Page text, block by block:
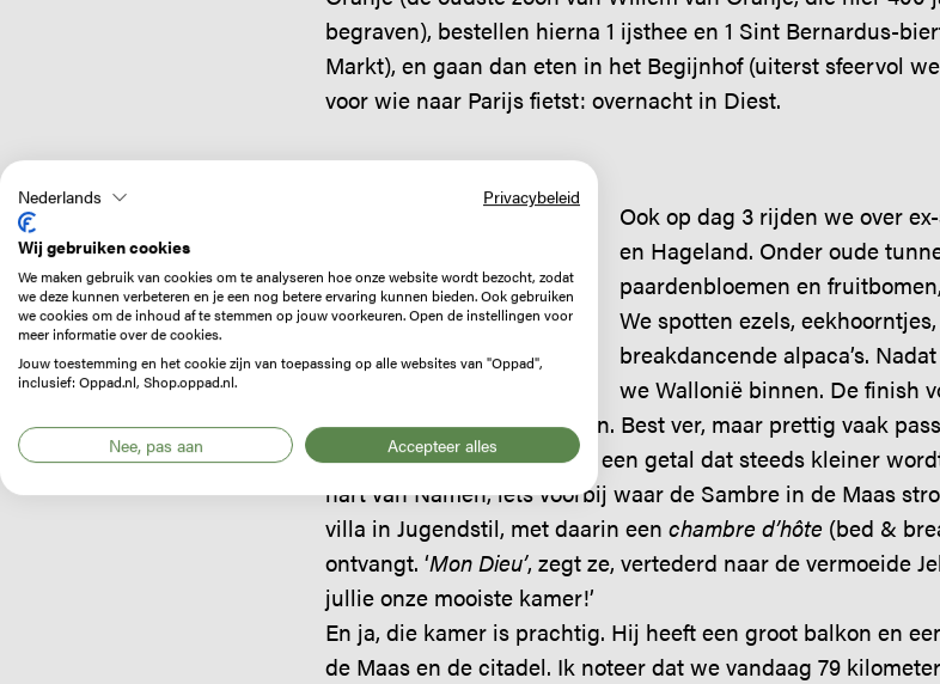
begraven), bestellen hierna 1 ijsthee en 1 Sint Bernardus-
Markt), en gaan dan eten in het Begijnhof (uiterst sfeervol
voor wie naar Parijs fietst: overnacht in Diest.
‘Weet je wat? Ik geef
jullie onze mooiste
kamer!’
Ook op dag 3 rijden we over
en Hageland. Onder oude
paardenbloemen en
We spotten ezels,
breakdancende alpaca’s.
we Wallonië binnen. De finish
dan nog 27 kilometer fietsen. Best ver, maar prettig vaak
de naam van de stad naast een getal dat steeds kleiner
hart van Namen, iets voorbij waar de Sambre in de Maas
villa in Jugendstil, met daarin een chambre d’hôte(bed &
ontvangt. ‘Mon Dieu’, zegt ze, vertederd naar de vermoeide
jullie onze mooiste kamer!’
En ja, die kamer is prachtig. Hij heeft een groot balkon en
de Maas en de citadel. Ik noteer dat we vandaag 79
Nederlands Privacybeleid
Wij gebruiken cookies
We maken gebruik van cookies om te analyseren hoe onze website wordt bezocht, zodat
we deze kunnen verbeteren en je een nog betere ervaring kunnen bieden. Ook gebruiken
we cookies om de inhoud af te stemmen op jouw voorkeuren. Open de instellingen voor
meer informatie over de cookies.
Jouw toestemming en het cookie zijn van toepassing op alle websites van "Oppad",
inclusief: Oppad.nl, Shop.oppad.nl.
Nee, pas aan Accepteer alles